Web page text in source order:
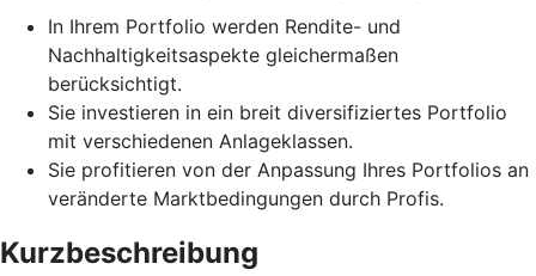
In Ihrem Portfolio werden Rendite- und
Nachhaltigkeitsaspekte gleichermaßen
berücksichtigt.
Sie investieren in ein breit diversifiziertes Portfolio
mit verschiedenen Anlageklassen.
Sie profitieren von der Anpassung Ihres Portfolios an
veränderte Marktbedingungen durch Profis.
Kurzbeschreibung